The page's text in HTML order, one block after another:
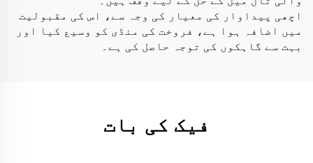
اچھی پیداوار کی معیار کی وجہ سے، اس کی مقبولیت
میں اضافہ ہوا ہے، فروخت کی منڈی کو وسیع کیا اور
بہت سے گاہکوں کی توجہ حاصل کی ہے۔
فیک کی بات